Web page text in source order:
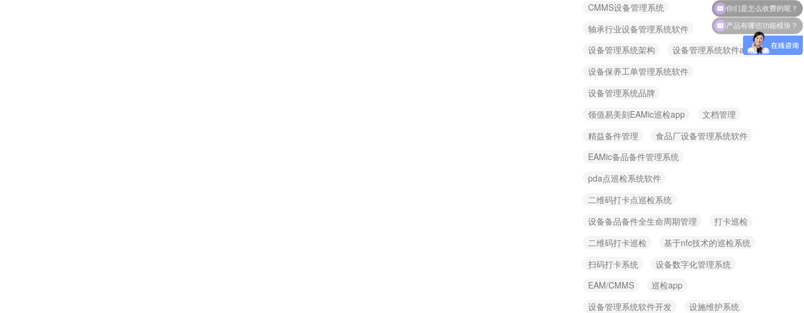
CMMS设备管理系统
轴承行业设备管理系统软件
设备管理系统架构
设备管理系统软件app
设备保养工单管理系统软件
设备管理系统品牌
领值易美刻EAMic巡检app
文档管理
精益备件管理
食品厂设备管理系统软件
EAMic备品备件管理系统
pda点巡检系统软件
二维码打卡点巡检系统
设备备品备件全生命周期管理
打卡巡检
二维码打卡巡检
基于nfc技术的巡检系统
扫码打卡系统
设备数字化管理系统
EAM/CMMS
巡检app
设备管理系统软件开发
设施维护系统
产品有哪些功能模块？